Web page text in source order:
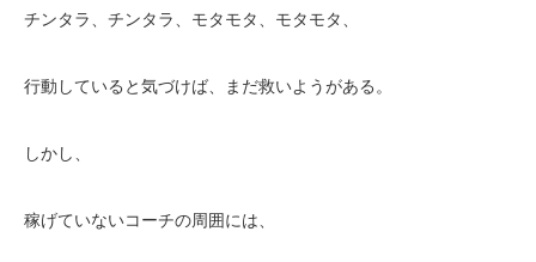
チンタラ、チンタラ、モタモタ、モタモタ、
行動していると気づけば、まだ救いようがある。
しかし、
稼げていないコーチの周囲には、